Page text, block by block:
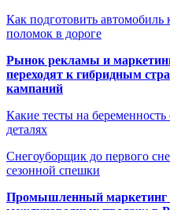
Как подготовить автомобиль
поломок в дороге
Рынок рекламы и
переходят к гибридным
кампаний
Какие тесты на
деталях
Снегоуборщик до первого
сезонной спешки
Промышленный маркетинг